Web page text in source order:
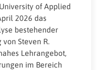
of Applied
2026 das
bestehender
Steven R.
Lehrangebot,
im Bereich